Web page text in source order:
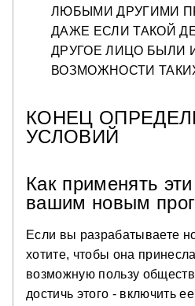
ЛЮБЫМИ ДРУГИМИ
ДАЖЕ ЕСЛИ ТАКОЙ
ДРУГОЕ ЛИЦО БЫЛИ
ВОЗМОЖНОСТИ
КОНЕЦ
УСЛОВИЙ
Как применять
вашим новым
Если вы разрабатываете
хотите, чтобы она
возможную пользу
достичь этого - включить